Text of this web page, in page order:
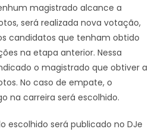
magistrado alcance a
será realizada nova votação,
candidatos que tenham obtido
na etapa anterior. Nessa
o magistrado que obtiver a
No caso de empate, o
na carreira será escolhido.
escolhido será publicado no DJe